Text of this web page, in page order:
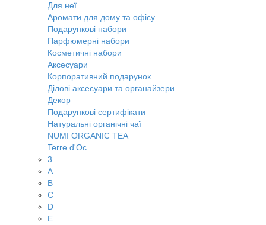
Для неї
Аромати для дому та офісу
Подарункові набори
Парфюмерні набори
Косметичні набори
Аксесуари
Корпоративний подарунок
Ділові аксесуари та органайзери
Декор
Подарункові сертифікати
Натуральні органічні чаї
NUMI ORGANIC TEA
Terre d'Oc
3
A
B
C
D
E